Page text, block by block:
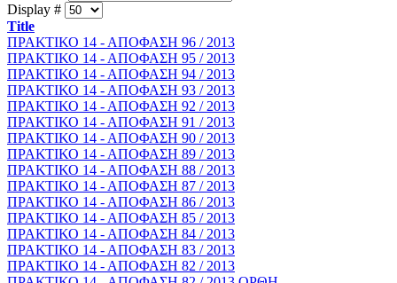
Display #
Title
ΠΡΑΚΤΙΚΟ 14 - ΑΠΟΦΑΣΗ 96 / 2013
ΠΡΑΚΤΙΚΟ 14 - ΑΠΟΦΑΣΗ 95 / 2013
ΠΡΑΚΤΙΚΟ 14 - ΑΠΟΦΑΣΗ 94 / 2013
ΠΡΑΚΤΙΚΟ 14 - ΑΠΟΦΑΣΗ 93 / 2013
ΠΡΑΚΤΙΚΟ 14 - ΑΠΟΦΑΣΗ 92 / 2013
ΠΡΑΚΤΙΚΟ 14 - ΑΠΟΦΑΣΗ 91 / 2013
ΠΡΑΚΤΙΚΟ 14 - ΑΠΟΦΑΣΗ 90 / 2013
ΠΡΑΚΤΙΚΟ 14 - ΑΠΟΦΑΣΗ 89 / 2013
ΠΡΑΚΤΙΚΟ 14 - ΑΠΟΦΑΣΗ 88 / 2013
ΠΡΑΚΤΙΚΟ 14 - ΑΠΟΦΑΣΗ 87 / 2013
ΠΡΑΚΤΙΚΟ 14 - ΑΠΟΦΑΣΗ 86 / 2013
ΠΡΑΚΤΙΚΟ 14 - ΑΠΟΦΑΣΗ 85 / 2013
ΠΡΑΚΤΙΚΟ 14 - ΑΠΟΦΑΣΗ 84 / 2013
ΠΡΑΚΤΙΚΟ 14 - ΑΠΟΦΑΣΗ 83 / 2013
ΠΡΑΚΤΙΚΟ 14 - ΑΠΟΦΑΣΗ 82 / 2013